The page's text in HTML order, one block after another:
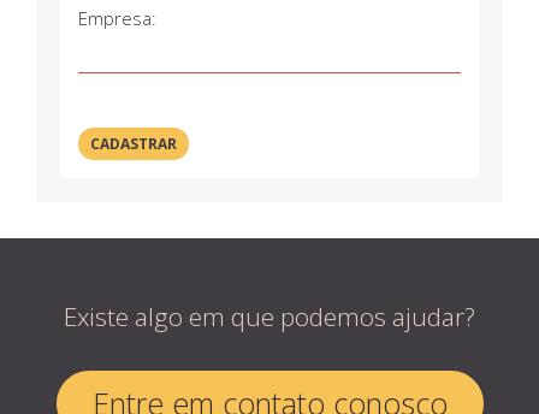
Empresa:
Existe algo em que podemos ajudar?
Entre em contato conosco